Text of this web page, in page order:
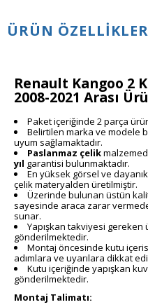
ÜRÜN
Renault Kangoo 2
2008-2021 Arası
Paket içeriğinde 2 parça
Belirtilen marka ve modele
uyum sağlamaktadır.
Paslanmaz çelik
yıl garantisi bulunmaktadır.
En yüksek görsel ve
çelik materyalden üretilmiştir.
Üzerinde bulunan üstün
sayesinde araca zarar
sunar.
Yapışkan takviyesi
gönderilmektedir.
Montaj öncesinde kutu
adımlara ve uyarılara dikkat
Kutu içeriğinde yapışkan
gönderilmektedir.
Montaj Talimatı: